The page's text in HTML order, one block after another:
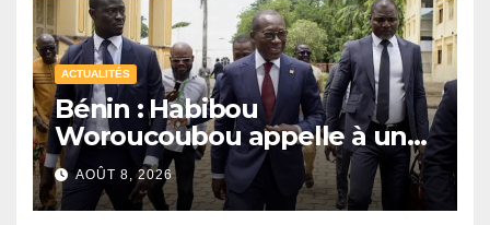
ACTUALITÉS
Bénin : Habibou
Woroucoubou appelle à un
retour du pluralisme avec le
Sénat
AOÛT 8, 2026